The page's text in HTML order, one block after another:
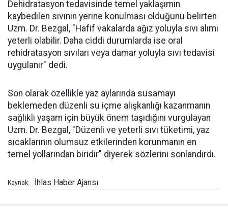
Dehidratasyon tedavisinde temel yaklaşımın
kaybedilen sıvının yerine konulması olduğunu belirten
Uzm. Dr. Bezgal, "Hafif vakalarda ağız yoluyla sıvı alımı
yeterli olabilir. Daha ciddi durumlarda ise oral
rehidratasyon sıvıları veya damar yoluyla sıvı tedavisi
uygulanır" dedi.
Son olarak özellikle yaz aylarında susamayı
beklemeden düzenli su içme alışkanlığı kazanmanın
sağlıklı yaşam için büyük önem taşıdığını vurgulayan
Uzm. Dr. Bezgal, "Düzenli ve yeterli sıvı tüketimi, yaz
sıcaklarının olumsuz etkilerinden korunmanın en
temel yollarından biridir" diyerek sözlerini sonlandırdı.
Kaynak: İhlas Haber Ajansı